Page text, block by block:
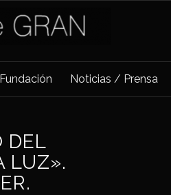
Noticias / Prensa
DEL
LUZ».